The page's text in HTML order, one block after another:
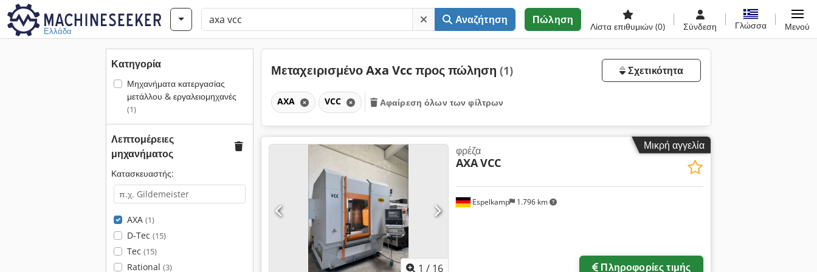
Ελλάδα
Αναζήτηση Πώληση
Λίστα επιθυμιών (0) Σύνδεση Γλώσσα Μενού
Κατηγορία
Μηχανήματα κατεργασίας
μετάλλου & εργαλειομηχανές
(1)
Λεπτομέρειες
μηχανήματος
Κατασκευαστής:
AXA (1)
D-Tec (15)
Tec (15)
Rational (3)
Μεταχειρισμένο Axa Vcc προς πώληση (1) Σχετικότητα
AXA VCC Αφαίρεση όλων των φίλτρων
Μικρή αγγελία
1 / 16
Espelkamp 1.796 km
φρέζα
AXAVCC
Πληροφορίες τιμής